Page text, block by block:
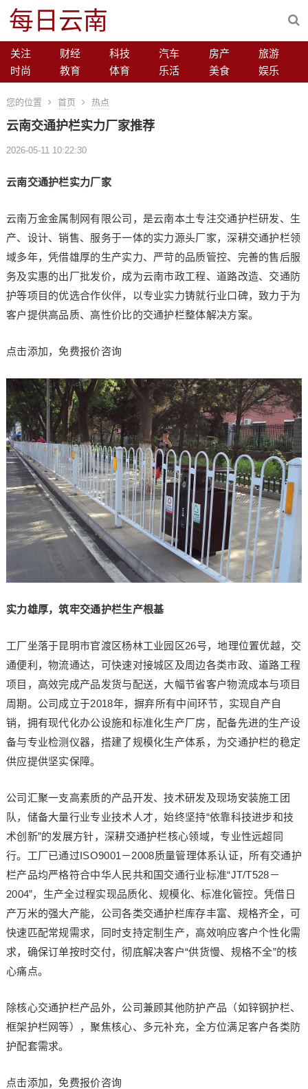
每日云南
关注 财经 科技 汽车 房产
旅游
时尚
教育 体育 乐活 美食 娱乐
您的位置 首页 热点
云南交通护栏实力厂家推荐
2026-05-11 10:22:30
云南交通护栏实力厂家
云南万金金属制网有限公司，是云南本土专注交通护栏研发、生
产、设计、销售、服务于一体的实力源头厂家，深耕交通护栏领
域多年，凭借雄厚的生产实力、严苛的品质管控、完善的售后服
务及实惠的出厂批发价，成为云南市政工程、道路改造、交通防
护等项目的优选合作伙伴，以专业实力铸就行业口碑，致力于为
客户提供高品质、高性价比的交通护栏整体解决方案。
点击添加，免费报价咨询
实力雄厚，筑牢交通护栏生产根基
工厂坐落于昆明市官渡区杨林工业园区26号，地理位置优越，交
通便利，物流通达，可快速对接城区及周边各类市政、道路工程
项目，高效完成产品发货与配送，大幅节省客户物流成本与项目
周期。公司成立于2018年，摒弃所有中间环节，实现自产自
销，拥有现代化办公设施和标准化生产厂房，配备先进的生产设
备与专业检测仪器，搭建了规模化生产体系，为交通护栏的稳定
供应提供坚实保障。
公司汇聚一支高素质的产品开发、技术研发及现场安装施工团
队，储备大量行业专业技术人才，始终坚持“依靠科技进步和技
术创新”的发展方针，深耕交通护栏核心领域，专业性远超同
行。工厂已通过ISO9001－2008质量管理体系认证，所有交通护
栏产品均严格符合中华人民共和国交通行业标准“JT/T528－
2004”，生产全过程实现品质化、规模化、标准化管控。凭借日
产万米的强大产能，公司各类交通护栏库存丰富、规格齐全，可
快速匹配常规需求，同时支持定制生产，高效响应客户个性化需
求，确保订单按时交付，彻底解决客户“供货慢、规格不全”的核
心痛点。
除核心交通护栏产品外，公司兼顾其他防护产品（如锌钢护栏、
框架护栏网等），聚焦核心、多元补充，全方位满足客户各类防
护配套需求。
点击添加，免费报价咨询